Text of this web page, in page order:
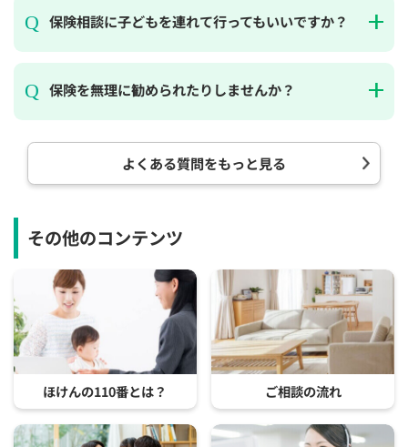
保険相談に子どもを連れて行ってもいいですか？
保険を無理に勧められたりしませんか？
よくある質問をもっと見る
その他のコンテンツ
ほけんの110番とは？ ご相談の流れ